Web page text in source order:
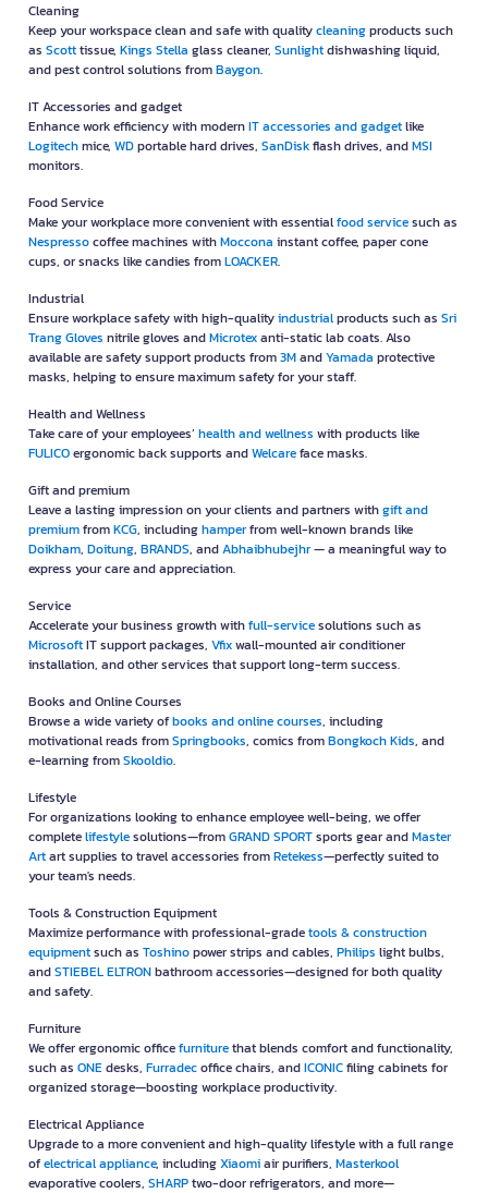
Cleaning
Keep your workspace clean and safe with qualitycleaningproducts such
as Scotttissue, Kings Stella glass cleaner, Sunlightdishwashing liquid,
and pest control solutions fromBaygon.
IT Accessories and gadget
Enhance work efficiency with modernIT accessories and gadgetlike
Logitechmice, WDportable hard drives, SanDiskflash drives, andMSI
monitors.
Food Service
Make your workplace more convenient with essentialfood servicesuch as
Nespressocoffee machines withMoccona instant coffee, paper cone
cups, or snacks like candies fromLOACKER.
Industrial
Ensure workplace safety with high-qualityindustrialproducts such as Sri
Trang Gloves nitrile gloves andMicrotexanti-static lab coats. Also
available are safety support products from3MandYamada protective
masks, helping to ensure maximum safety for your staff.
Health and Wellness
Take care of your employees’health and wellness with products like
FULICOergonomic back supports andWelcareface masks.
Gift and premium
Leave a lasting impression on your clients and partners withgift and
premiumfromKCG, includinghamperfrom well-known brands like
Doikham, Doitung, BRANDS, andAbhaibhubejhr— a meaningful way to
express your care and appreciation.
Service
Accelerate your business growth withfull-servicesolutions such as
MicrosoftIT support packages, Vfixwall-mounted air conditioner
installation, and other services that support long-term success.
Books and Online Courses
Browse a wide variety ofbooks and online courses, including
motivational reads fromSpringbooks, comics fromBongkoch Kids, and
e-learning fromSkooldio.
Lifestyle
For organizations looking to enhance employee well-being, we offer
completelifestylesolutions—fromGRAND SPORTsports gear andMaster
Artart supplies to travel accessories fromRetekess—perfectly suited to
your team's needs.
Tools & Construction Equipment
Maximize performance with professional-gradetools & construction
equipmentsuch as Toshinopower strips and cables, Philips light bulbs,
andSTIEBEL ELTRONbathroom accessories—designed for both quality
and safety.
Furniture
We offer ergonomic officefurniturethat blends comfort and functionality,
such as ONEdesks, Furradecoffice chairs, andICONICfiling cabinets for
organized storage—boosting workplace productivity.
Electrical Appliance
Upgrade to a more convenient and high-quality lifestyle with a full range
ofelectrical appliance, includingXiaomiair purifiers, Masterkool
evaporative coolers, SHARPtwo-door refrigerators, and more—